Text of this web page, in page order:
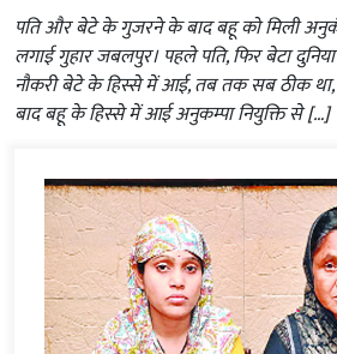
पति और बेटे के गुजरने के बाद बहू को मिली
लगाई गुहार जबलपुर। पहले पति, फिर बेटा
नौकरी बेटे के हिस्से में आई, तब तक सब ठीक
बाद बहू के हिस्से में आई अनुकम्पा नियुक्ति से […]